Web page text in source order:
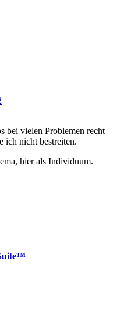
bei vielen Problemen recht
ich nicht bestreiten.
hier als Individuum.